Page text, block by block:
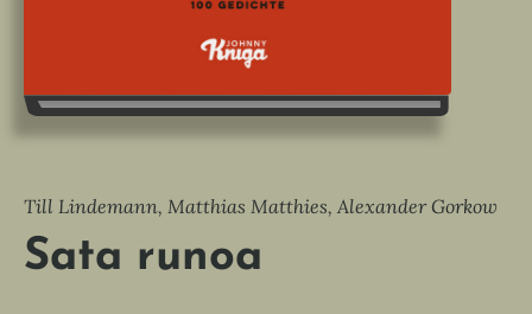
Till Lindemann, Matthias Matthies, Alexander Gorkow
Sata runoa